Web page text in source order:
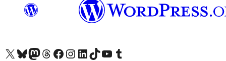
Visitez notre compte X (précédemment Twitter)
Visiter notre compte Bluesky
Visiter notre compte Mastodon
Visiter notre compte Threads
Consulter notre compte Facebook
Consulter notre compte Instagram
Consulter notre compte LinkedIn
Visiter notre compte TokTok
Visiter notre chaîne YouTube
Visiter notre compte Tumblr